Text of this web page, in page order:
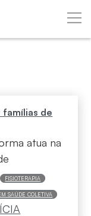
de
atua na
FISIOTERAPIA
SAÚDE COLETIVA